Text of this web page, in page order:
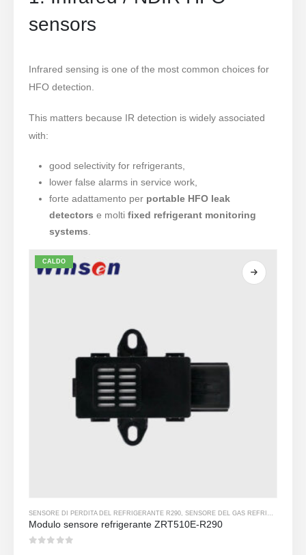
sensors
Infrared sensing is one of the most common choices for
HFO detection.
This matters because IR detection is widely associated
with:
good selectivity for refrigerants,
lower false alarms in service work,
forte adattamento per portable HFO leak
detectors e molti fixed refrigerant monitoring
systems
CALDO
SENSORE DI PERDITA DEL REFRIGERANTE R290 ,SENSORE DEL GAS REFRIGERANTE
Modulo sensore refrigerante ZRT510E-R290